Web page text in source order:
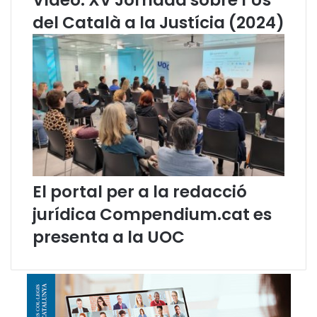
s
i
u
v
i
s
a
t
a
l
a
d
e
r
t
P
ú
del Català a la Justícia (2024)
El portal per a la redacció
jurídica Compendium.cat es
presenta a la UOC